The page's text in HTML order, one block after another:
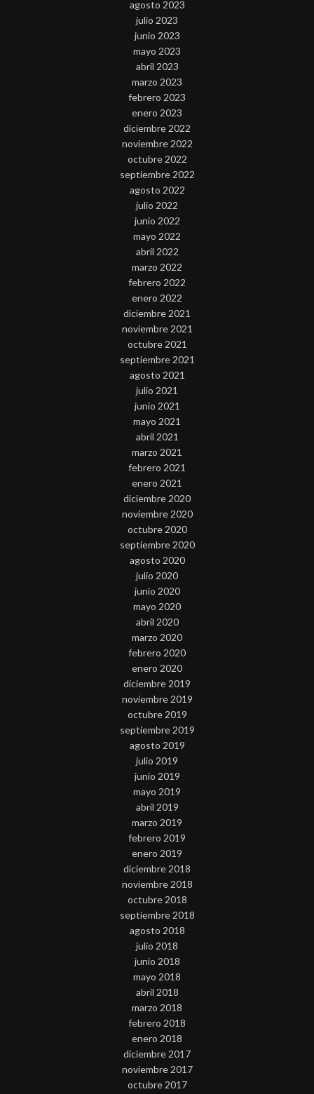
agosto 2023
julio 2023
junio 2023
mayo 2023
abril 2023
marzo 2023
febrero 2023
enero 2023
diciembre 2022
noviembre 2022
octubre 2022
septiembre 2022
agosto 2022
julio 2022
junio 2022
mayo 2022
abril 2022
marzo 2022
febrero 2022
enero 2022
diciembre 2021
noviembre 2021
octubre 2021
septiembre 2021
agosto 2021
julio 2021
junio 2021
mayo 2021
abril 2021
marzo 2021
febrero 2021
enero 2021
diciembre 2020
noviembre 2020
octubre 2020
septiembre 2020
agosto 2020
julio 2020
junio 2020
mayo 2020
abril 2020
marzo 2020
febrero 2020
enero 2020
diciembre 2019
noviembre 2019
octubre 2019
septiembre 2019
agosto 2019
julio 2019
junio 2019
mayo 2019
abril 2019
marzo 2019
febrero 2019
enero 2019
diciembre 2018
noviembre 2018
octubre 2018
septiembre 2018
agosto 2018
julio 2018
junio 2018
mayo 2018
abril 2018
marzo 2018
febrero 2018
enero 2018
diciembre 2017
noviembre 2017
octubre 2017